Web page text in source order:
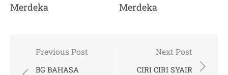
Merdeka
Merdeka
Post
navigation
Previous Post
BG BAHASA
Next Post
CIRI CIRI SYAIR